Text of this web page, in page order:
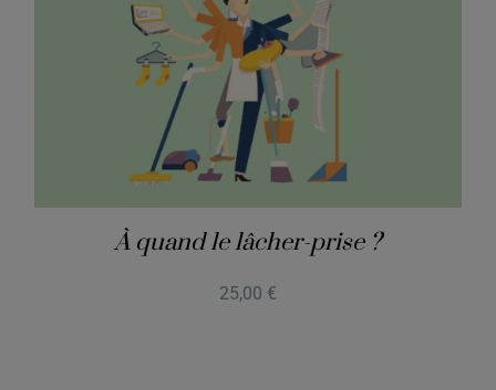
À quand le lâcher-prise ?
25,00 €